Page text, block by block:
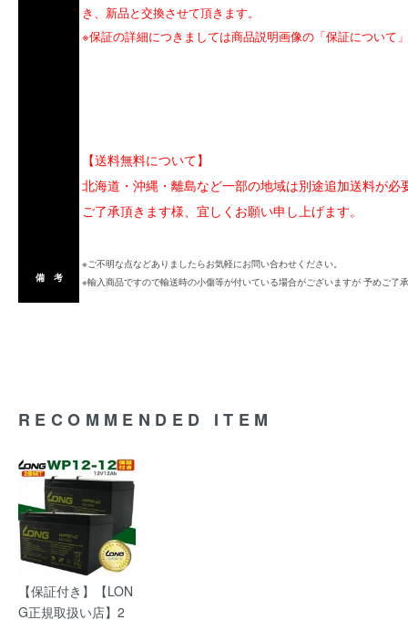
き、新品と交換させて頂きます。
※保証の詳細につきましては商品説明画像の「保証について
【送料無料について】
北海道・沖縄・離島など一部の地域は別途追加送料が必
ご了承頂きます様、宜しくお願い申し上げます。
備 考
※ご不明な点などありましたらお気軽にお問い合わせください。
※輸入商品ですので輸送時の小傷等が付いている場合がございますが 予めご了
RECOMMENDED ITEM
【保証付き】【LON
G正規取扱い店】2